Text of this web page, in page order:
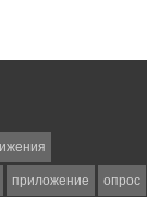
приложение опрос